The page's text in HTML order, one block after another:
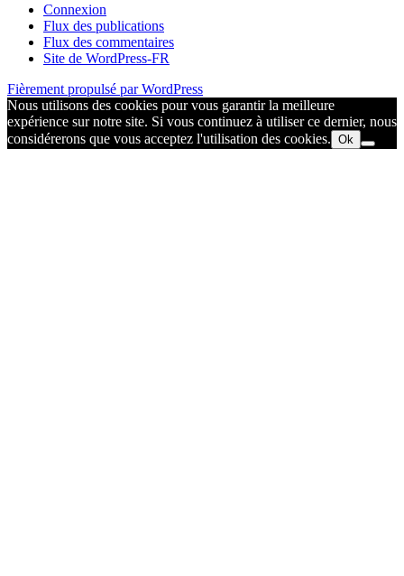
Connexion
Flux des publications
Flux des commentaires
Site de WordPress-FR
Fièrement propulsé par WordPress
Nous utilisons des cookies pour vous garantir la meilleure
expérience sur notre site. Si vous continuez à utiliser ce dernier, nous
considérerons que vous acceptez l'utilisation des cookies. Ok